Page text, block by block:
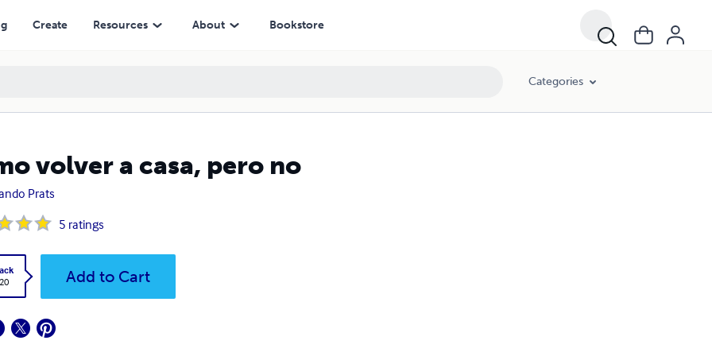
Create Resources About Bookstore
Categories
volver a casa, pero no
Prats
5 ratings
Add to Cart